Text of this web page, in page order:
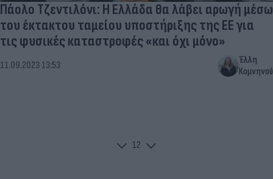
Πάολο Τζεντιλόνι: Η Ελλάδα θα λάβει αρωγή μέσω
του έκτακτου ταμείου υποστήριξης της ΕΕ για
τις φυσικές καταστροφές «και όχι μόνο»
11.09.2023 13:53
Έλλη
Κομνηνού
12